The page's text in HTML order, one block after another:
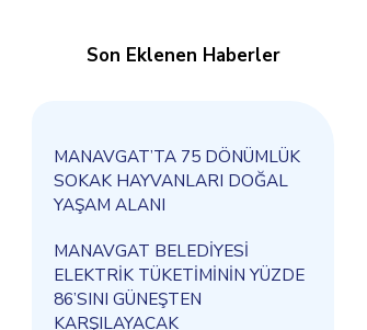
Son Eklenen Haberler
MANAVGAT’TA 75 DÖNÜMLÜK
SOKAK HAYVANLARI DOĞAL
YAŞAM ALANI
MANAVGAT BELEDİYESİ
ELEKTRİK TÜKETİMİNİN YÜZDE
86’SINI GÜNEŞTEN
KARŞILAYACAK